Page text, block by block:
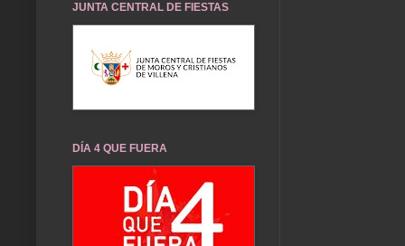
JUNTA CENTRAL DE FIESTAS
DÍA 4 QUE FUERA